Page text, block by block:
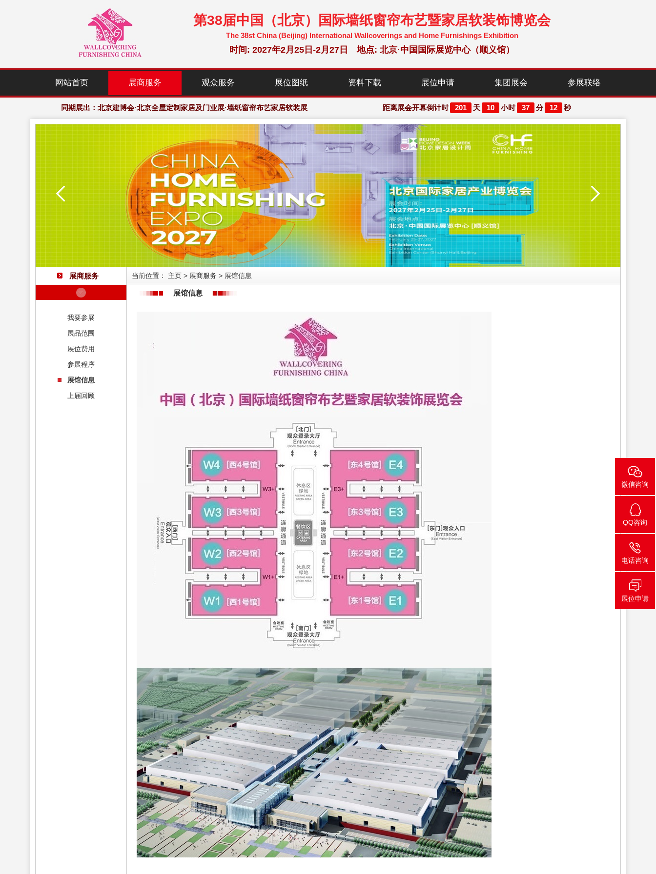
第38届中国（北京）国际墙纸窗帘布艺暨家居软装饰博览会
The 38st China (Beijing) International Wallcoverings and Home Furnishings Exhibition
时间: 2027年2月25日-2月27日 地点: 北京·中国国际展览中心（顺义馆）
网站首页 展商服务 观众服务 展位图纸 资料下载 展位申请 集团展会 参展联络
展会规模：120,000㎡展示面积，2,000+家居行业优选参展企业，150,000+专业观众
同期展出：北京建博会·北京全屋定制家居及门业展·墙纸窗帘布艺家居软装展
展会规模：120,000㎡展示面积，2,000+家居行业优选参展企业，150,000+专业观众
欢迎访问·2027年中国(北京)国际墙纸、窗帘布艺暨家居软装博览会·组委会大会网站
距离展会开幕倒计时 201 天 10 小时 37 分 10 秒
展商服务
我要参展
展品范围
展位费用
参展程序
展馆信息
上届回顾
当前位置： 主页 > 展商服务 > 展馆信息
展馆信息
微信咨询
QQ咨询
电话咨询
展位申请